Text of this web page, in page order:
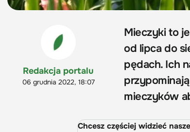
Redakcja portalu
06 grudnia 2022, 18:07
Mieczyki to
od lipca do
pędach. Ich
mieczyków
Chcesz częściej widzieć